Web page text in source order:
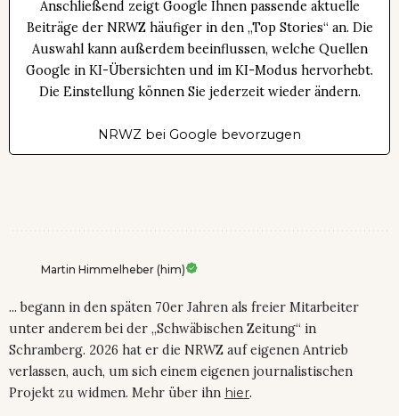
Anschließend zeigt Google Ihnen passende aktuelle
Beiträge der NRWZ häufiger in den „Top Stories“ an. Die
Auswahl kann außerdem beeinflussen, welche Quellen
Google in KI-Übersichten und im KI-Modus hervorhebt.
Die Einstellung können Sie jederzeit wieder ändern.
NRWZ bei Google bevorzugen
Martin Himmelheber (him)
... begann in den späten 70er Jahren als freier Mitarbeiter
unter anderem bei der „Schwäbischen Zeitung“ in
Schramberg. 2026 hat er die NRWZ auf eigenen Antrieb
verlassen, auch, um sich einem eigenen journalistischen
Projekt zu widmen. Mehr über ihn hier.